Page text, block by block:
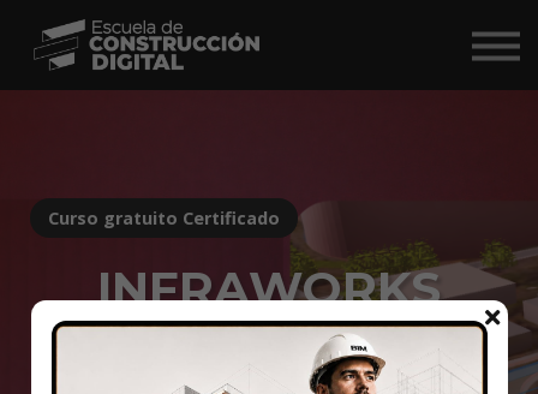
Comunidad
Iniciar Sesión
Curso gratuito Certificado
INFRAWORKS
Inicia tu camino en BIM para infraestructura civil con una
herramienta clave para el planteamiento de proyectos